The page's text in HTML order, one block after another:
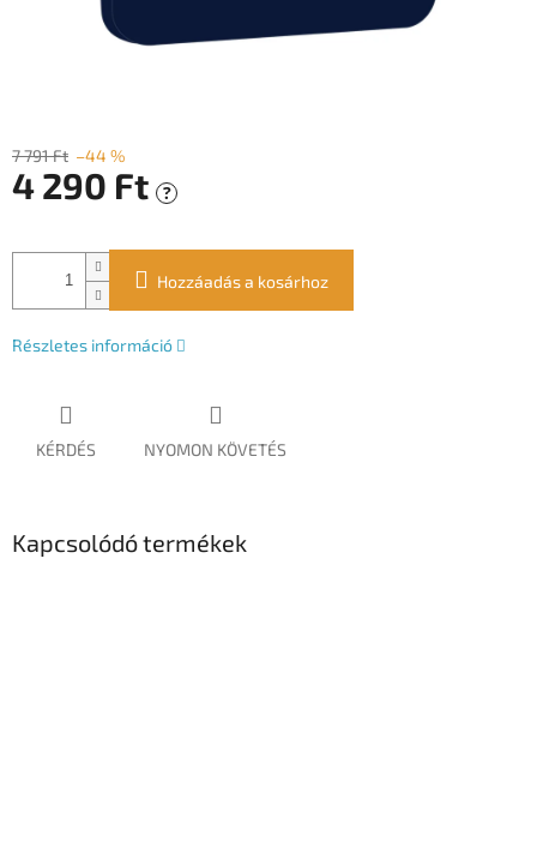
7 791 Ft –44 %
4 290 Ft ?
Hozzáadás a kosárhoz
Részletes információ
KÉRDÉS NYOMON KÖVETÉS
Kapcsolódó termékek